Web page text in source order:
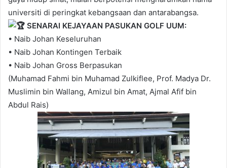
universiti di peringkat kebangsaan dan antarabangsa.
SENARAI KEJAYAAN PASUKAN GOLF UUM:
• Naib Johan Keseluruhan
• Naib Johan Kontingen Terbaik
• Naib Johan Gross Berpasukan
(Muhamad Fahmi bin Muhamad Zulkiflee, Prof. Madya Dr.
Muslimin bin Wallang, Amizul bin Amat, Ajmal Afif bin
Abdul Rais)